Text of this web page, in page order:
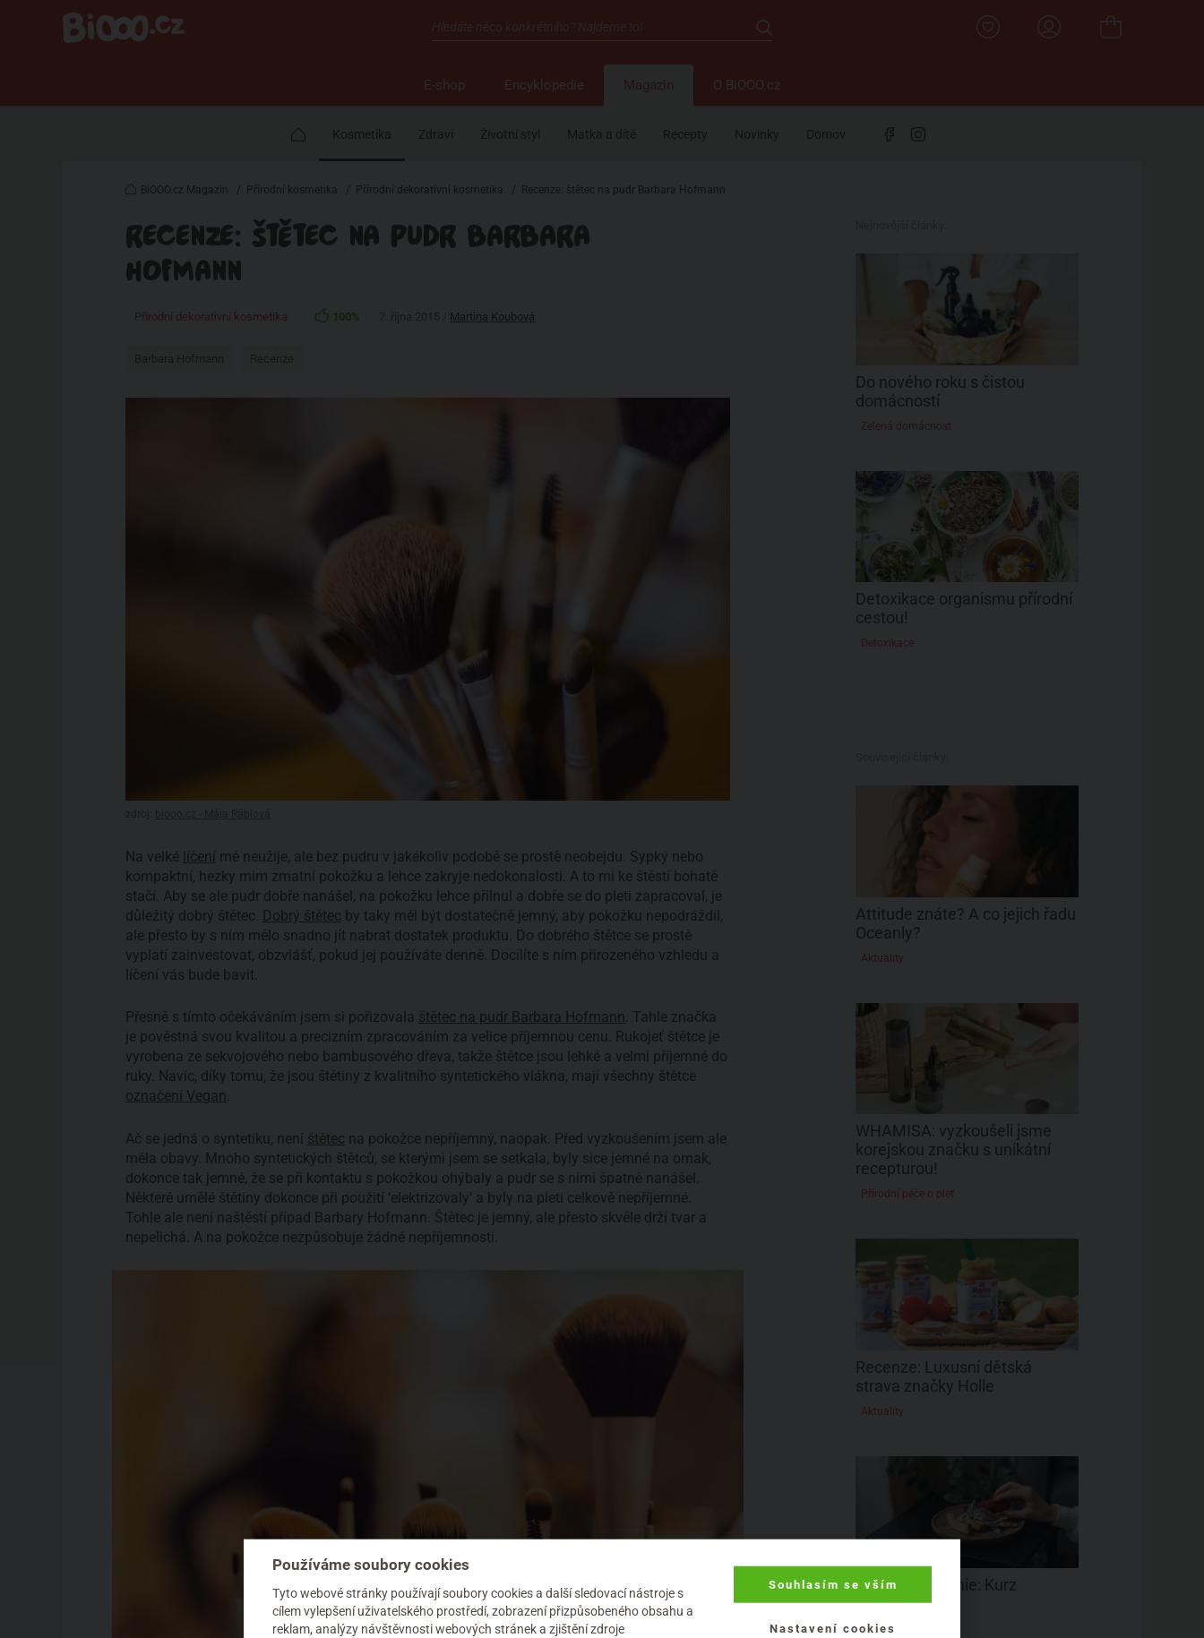
E-shop Encyklopedie Magazín O BiOOO.cz
Kosmetika Zdraví Životní styl Matka a dítě Recepty Novinky Domov
BiOOO.cz Magazin / Přírodní kosmetika / Přírodní dekorativní kosmetika / Recenze: štětec na pudr Barbara Hofmann
RECENZE: ŠTĚTEC NA PUDR BARBARA
HOFMANN
Přírodní dekorativní kosmetika 100% Martina Koubová
Barbara Hofmann Recenze
Na velké líčení mě neužije, ale bez pudru v jakékoliv podobě se prostě neobejdu. Sypký nebo
kompaktní, hezky mim zmatní pokožku a lehce zakryje nedokonalosti. A to mi ke štěstí bohatě
stačí. Aby se ale pudr dobře nanášel, na pokožku lehce přilnul a dobře se do pleti zapracoval, je
důležitý dobrý štětec. Dobrý štětec by taky měl být dostatečně jemný, aby pokožku nepodráždil,
ale přesto by s ním mělo snadno jít nabrat dostatek produktu. Do dobrého štětce se prostě
vyplatí zainvestovat, obzvlášť, pokud jej používáte denně. Docílíte s ním přirozeného vzhledu a
líčení vás bude bavit.
Přesně s tímto očekáváním jsem si pořizovala štětec na pudr Barbara Hofmann . Tahle značka
je pověstná svou kvalitou a precizním zpracováním za velice příjemnou cenu. Rukojeť štětce je
vyrobena ze sekvojového nebo bambusového dřeva, takže štětce jsou lehké a velmi příjemné do
ruky. Navíc, díky tomu, že jsou štětiny z kvalitního syntetického vlákna, mají všechny štětce
označení Vegan
Ač se jedná o syntetiku, není štětec na pokožce nepříjemný, naopak. Před vyzkoušením jsem ale
měla obavy. Mnoho syntetických štětců, se kterými jsem se setkala, byly sice jemné na omak,
dokonce tak jemné, že se při kontaktu s pokožkou ohýbaly a pudr se s nimi špatně nanášel.
Některé umělé štětiny dokonce při použití ‘elektrizovaly’ a byly na pleti celkově nepříjemné.
Tohle ale není naštěstí případ Barbary Hofmann. Štětec je jemný, ale přesto skvěle drží tvar a
nepelichá. A na pokožce nezpůsobuje žádné nepříjemnosti.
Do nového roku s čistou
domácností
Zelená domácnost
Detoxikace organismu přírodní
cestou!
Detoxikace
Attitude znáte? A co jejich řadu
Oceanly?
Aktuality
WHAMISA: vyzkoušeli jsme
korejskou značku s unikátní
recepturou!
Přírodní péče o pleť
Recenze: Luxusní dětská
strava značky Holle
Aktuality
BiOOO Akademie: Kurz
vykuřovadel
Aktuality
Používáme soubory cookies
Tyto webové stránky používají soubory cookies a další sledovací nástroje s
cílem vylepšení uživatelského prostředí, zobrazení přizpůsobeného obsahu a
reklam, analýzy návštěvnosti webových stránek a zjištění zdroje
Souhlasím se vším
Nastavení cookies